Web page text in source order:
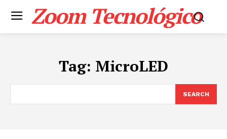
Zoom Tecnológico
Tag: MicroLED
SEARCH